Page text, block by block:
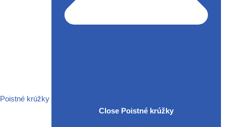
Poistné krúžky
Close Poistné krúžky